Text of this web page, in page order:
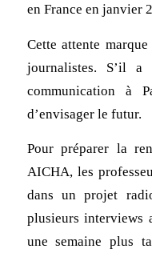
en France en janvier
Cette attente
journalistes. S’il a
communication à
d’envisager le futur.
Pour préparer la
AICHA, les
dans un projet
plusieurs interviews
une semaine plus